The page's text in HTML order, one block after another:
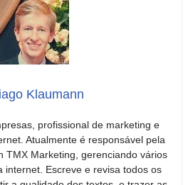
Klaumann
profissional de marketing e
Atualmente é responsável pela
TMX Marketing, gerenciando vários
internet. Escreve e revisa todos os